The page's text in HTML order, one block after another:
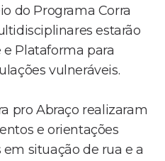
do Programa Corra
estarão
Plataforma para
vulneráveis.
pro Abraço realizaram
e orientações
situação de rua e a